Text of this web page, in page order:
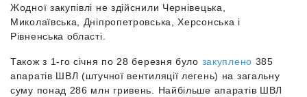
Жодної закупівлі не здійснили Чернівецька,
Миколаївська, Дніпропетровська, Херсонська і
Рівненська області.
Також з 1-го січня по 28 березня було закуплено 385
апаратів ШВЛ (штучної вентиляції легень) на загальну
суму понад 286 млн гривень. Найбільше апаратів ШВЛ